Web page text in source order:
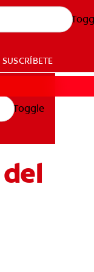
SUSCRÍBETE
Toggle